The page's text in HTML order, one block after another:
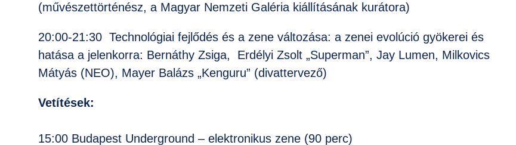
(művészettörténész, a Magyar Nemzeti Galéria kiállításának kurátora)
20:00-21:30 Technológiai fejlődés és a zene változása: a zenei evolúció gyökerei és
hatása a jelenkorra: Bernáthy Zsiga, Erdélyi Zsolt „Superman”, Jay Lumen, Milkovics
Mátyás (NEO), Mayer Balázs „Kenguru” (divattervező)
Vetítések:
15:00 Budapest Underground – elektronikus zene (90 perc)